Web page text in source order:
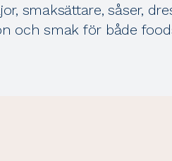
smaksättare, såser,
och smak för både